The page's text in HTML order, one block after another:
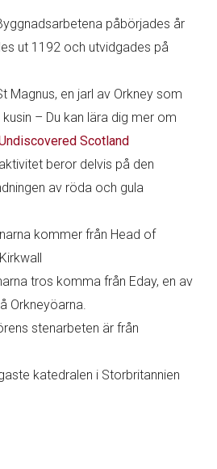
påbörjades år
ut 1192 och utvidgades på
Magnus, en jarl av Orkney som
– Du kan lära dig mer om
Scotland
beror delvis på den
av röda och gula
kommer från Head of
tros komma från Eday, en av
Orkneyöarna.
stenarbeten är från
katedralen i Storbritannien